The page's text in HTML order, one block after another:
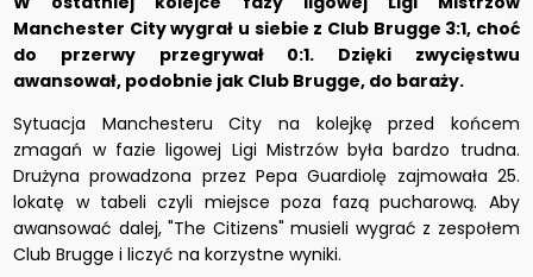
Manchester City wygrał u siebie z Club Brugge 3:1, choć
do przerwy przegrywał 0:1. Dzięki zwycięstwu
awansował, podobnie jak Club Brugge, do baraży.
Sytuacja Manchesteru City na kolejkę przed końcem
zmagań w fazie ligowej Ligi Mistrzów była bardzo trudna.
Drużyna prowadzona przez Pepa Guardiolę zajmowała 25.
lokatę w tabeli czyli miejsce poza fazą pucharową. Aby
awansować dalej, "The Citizens" musieli wygrać z zespołem
Club Brugge i liczyć na korzystne wyniki.